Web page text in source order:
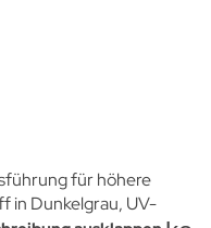
für höhere
in Dunkelgrau, UV-